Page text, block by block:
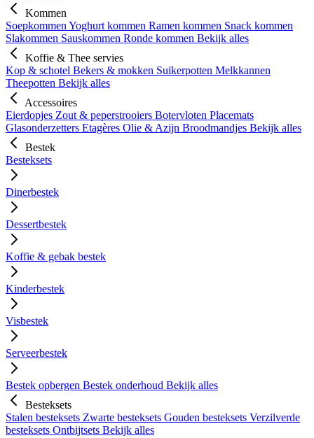
Kommen
Soepkommen Yoghurt kommen Ramen kommen Snack kommen
Slakommen Sauskommen Ronde kommen Bekijk alles
Koffie & Thee servies
Kop & schotel Bekers & mokken Suikerpotten Melkkannen
Theepotten Bekijk alles
Accessoires
Eierdopjes Zout & peperstrooiers Botervloten Placemats
Glasonderzetters Etagères Olie & Azijn Broodmandjes Bekijk alles
Bestek
Besteksets
Dinerbestek
Dessertbestek
Koffie & gebak bestek
Kinderbestek
Visbestek
Serveerbestek
Bestek opbergen Bestek onderhoud Bekijk alles
Besteksets
Stalen besteksets Zwarte besteksets Gouden besteksets Verzilverde
besteksets Ontbijtsets Bekijk alles